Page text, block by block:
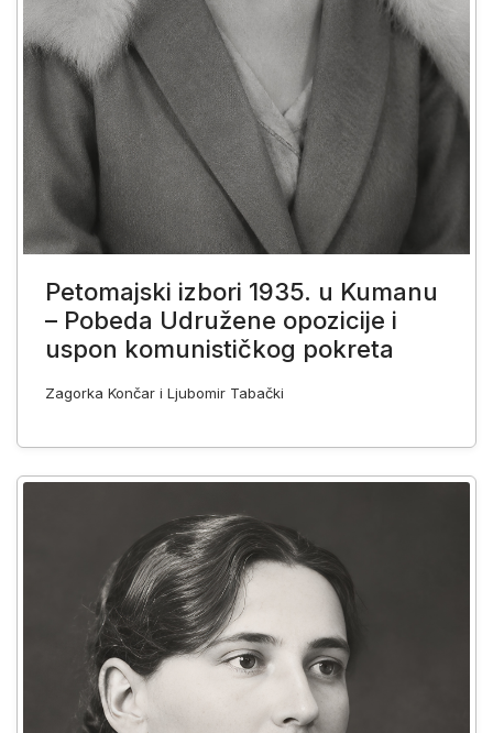
Petomajski izbori 1935. u Kumanu
– Pobeda Udružene opozicije i
uspon komunističkog pokreta
Zagorka Končar i Ljubomir Tabački